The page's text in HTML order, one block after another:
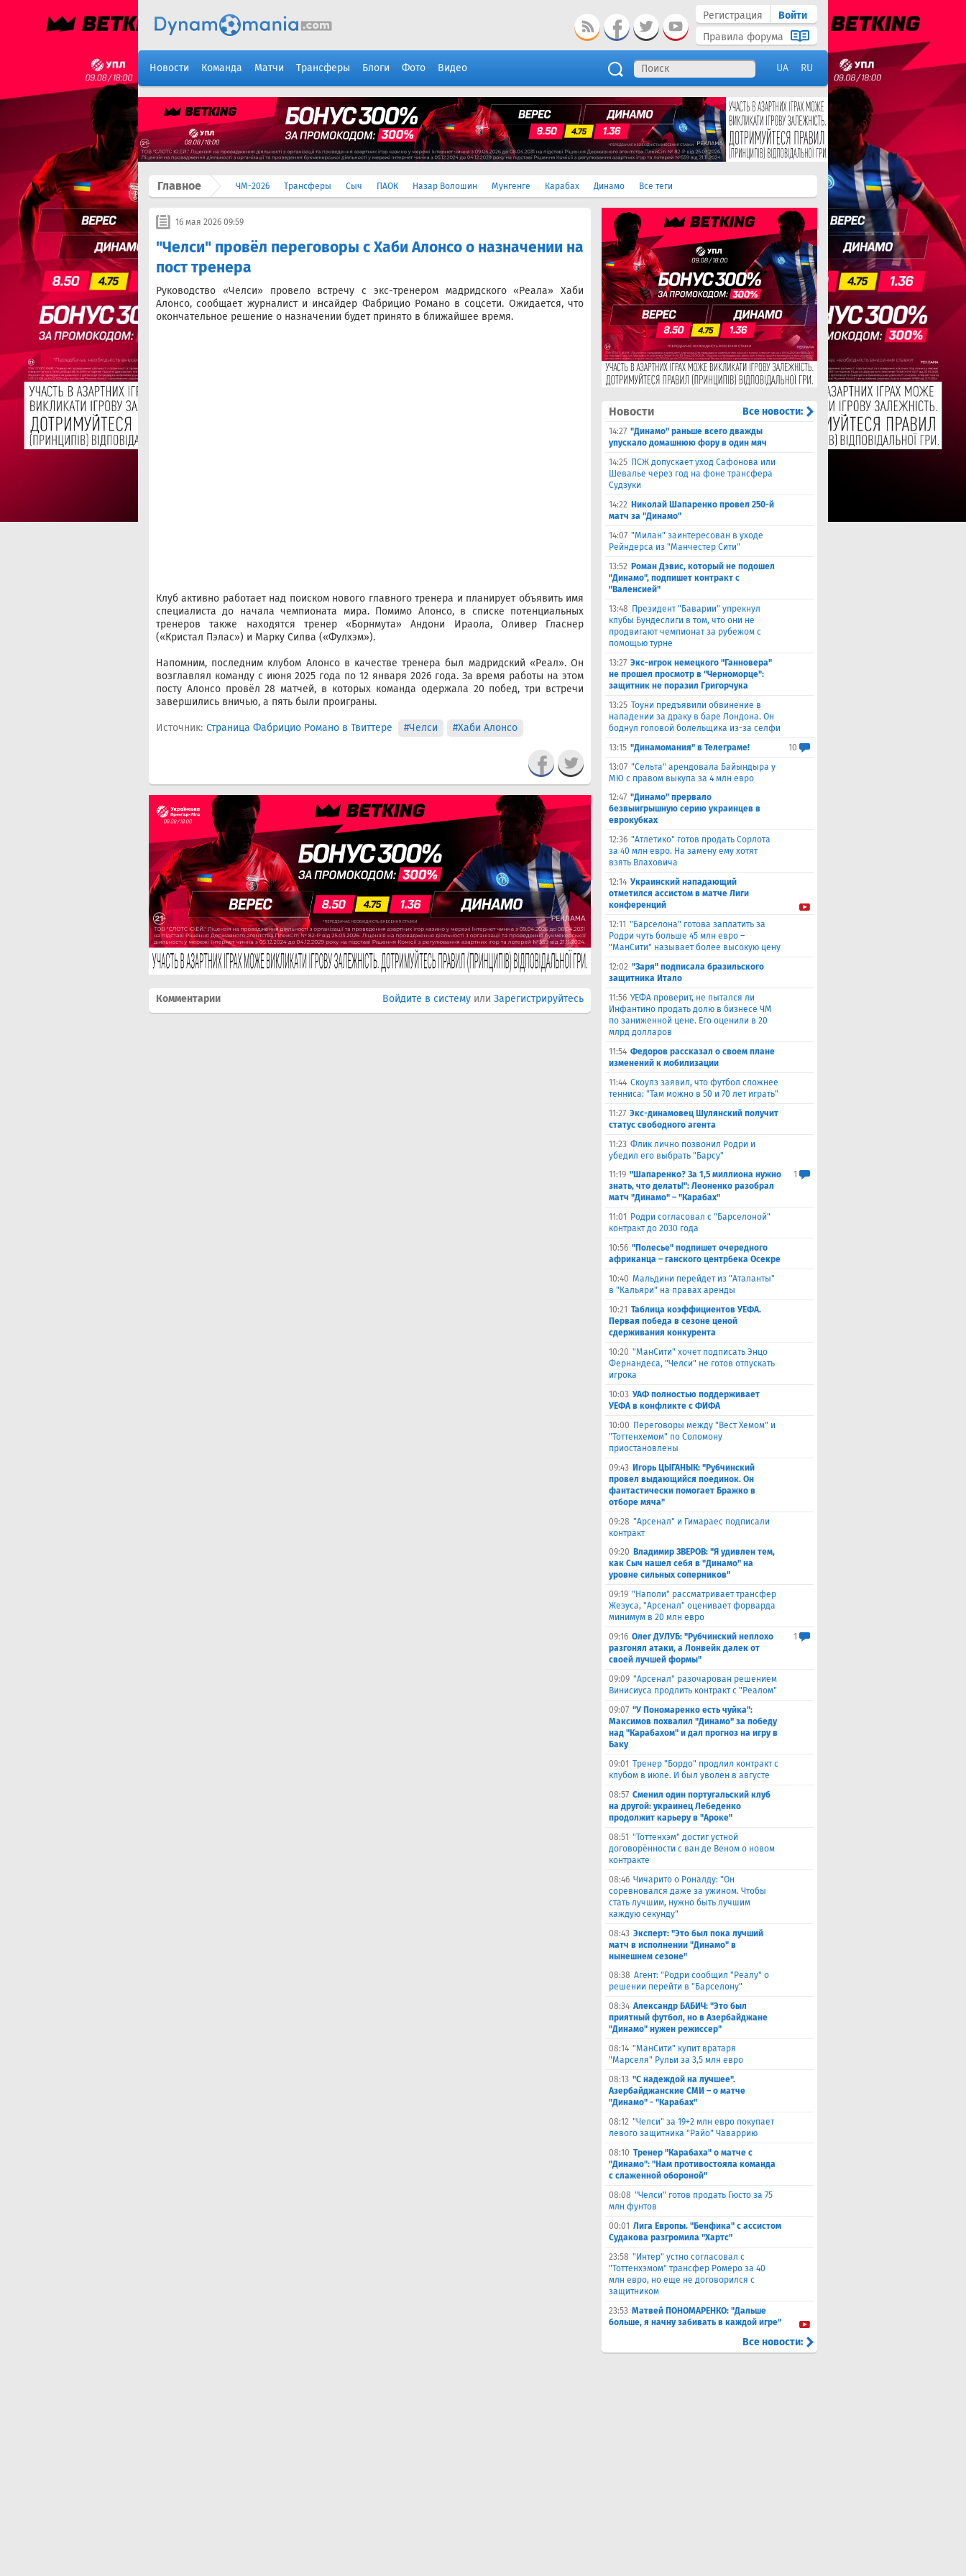
Регистрация
Войти
Правила форума
Новости Команда Матчи Трансферы Блоги Фото Видео UA RU
Главное ЧМ-2026 Трансферы Сыч ПАОК Назар Волошин Мунгенге Карабах Динамо Все теги
16 мая 2026 09:59
"Челси" провёл переговоры с Хаби Алонсо о назначении на
пост тренера
Руководство «Челси» провело встречу с экс-тренером мадридского «Реала» Хаби
Алонсо, сообщает журналист и инсайдер Фабрицио Романо в соцсети. Ожидается, что
окончательное решение о назначении будет принято в ближайшее время.
Клуб активно работает над поиском нового главного тренера и планирует объявить имя
специалиста до начала чемпионата мира. Помимо Алонсо, в списке потенциальных
тренеров также находятся тренер «Борнмута» Андони Ираола, Оливер Гласнер
(«Кристал Пэлас») и Марку Силва («Фулхэм»).
Напомним, последним клубом Алонсо в качестве тренера был мадридский «Реал». Он
возглавлял команду с июня 2025 года по 12 января 2026 года. За время работы на этом
посту Алонсо провёл 28 матчей, в которых команда одержала 20 побед, три встречи
завершились вничью, а пять были проиграны.
Источник: Страница Фабрицио Романо в Твиттере #Челси #Хаби Алонсо
Комментарии Войдите в систему или Зарегистрируйтесь
Новости Все новости:
14:27 "Динамо" раньше всего дважды
упускало домашнюю фору в один мяч
14:25 ПСЖ допускает уход Сафонова или
Шевалье через год на фоне трансфера
Судзуки
14:22 Николай Шапаренко провел 250-й
матч за "Динамо"
14:07 "Милан" заинтересован в уходе
Рейндерса из "Манчестер Сити"
13:52 Роман Дэвис, который не подошел
"Динамо", подпишет контракт с
"Валенсией"
13:48 Президент "Баварии" упрекнул
клубы Бундеслиги в том, что они не
продвигают чемпионат за рубежом с
помощью турне
13:27 Экс-игрок немецкого "Ганновера"
не прошел просмотр в "Черноморце":
защитник не поразил Григорчука
13:25 Тоуни предъявили обвинение в
нападении за драку в баре Лондона. Он
боднул головой болельщика из-за селфи
13:15 "Динамомания" в Телеграме!
10
13:07 "Сельта" арендовала Байындыра у
МЮ с правом выкупа за 4 млн евро
12:47 "Динамо" прервало
безвыигрышную серию украинцев в
еврокубках
12:36 "Атлетико" готов продать Сорлота
за 40 млн евро. На замену ему хотят
взять Влаховича
12:14 Украинский нападающий
отметился ассистом в матче Лиги
конференций
12:11 "Барселона" готова заплатить за
Родри чуть больше 45 млн евро –
"МанСити" называет более высокую цену
12:02 "Заря" подписала бразильского
защитника Итало
11:56 УЕФА проверит, не пытался ли
Инфантино продать долю в бизнесе ЧМ
по заниженной цене. Его оценили в 20
млрд долларов
11:54 Федоров рассказал о своем плане
изменений к мобилизации
11:44 Скоулз заявил, что футбол сложнее
тенниса: "Там можно в 50 и 70 лет играть"
11:27 Экс-динамовец Шулянский получит
статус свободного агента
11:23 Флик лично позвонил Родри и
убедил его выбрать "Барсу"
11:19 "Шапаренко? За 1,5 миллиона нужно
знать, что делать!": Леоненко разобрал
матч "Динамо" – "Карабах"
1
11:01
Родри согласовал с "Барселоной"
контракт до 2030 года
10:56 "Полесье" подпишет очередного
африканца – ганского центрбека Осекре
10:40 Мальдини перейдет из "Аталанты"
в "Кальяри" на правах аренды
10:21 Таблица коэффициентов УЕФА.
Первая победа в сезоне ценой
сдерживания конкурента
10:20 "МанСити" хочет подписать Энцо
Фернандеса, "Челси" не готов отпускать
игрока
10:03 УАФ полностью поддерживает
УЕФА в конфликте с ФИФА
10:00 Переговоры между "Вест Хемом" и
"Тоттенхемом" по Соломону
приостановлены
09:43 Игорь ЦЫГАНЫК: "Рубчинский
провел выдающийся поединок. Он
фантастически помогает Бражко в
отборе мяча"
09:28 ​"Арсенал" и Гимараес подписали
контракт
09:20 Владимир ЗВЕРОВ: "Я удивлен тем,
как Сыч нашел себя в "Динамо" на
уровне сильных соперников"
09:19 "Наполи" рассматривает трансфер
Жезуса, "Арсенал" оценивает форварда
минимум в 20 млн евро
09:16 Олег ДУЛУБ: "Рубчинский неплохо
разгонял атаки, а Лонвейк далек от
своей лучшей формы"
1
09:09 "Арсенал" разочарован решением
Винисиуса продлить контракт с "Реалом"
09:07 "У Пономаренко есть чуйка":
Максимов похвалил "Динамо" за победу
над "Карабахом" и дал прогноз на игру в
Баку
09:01 Тренер "Бордо" продлил контракт с
клубом в июле. И был уволен в августе
08:57 Сменил один португальский клуб
на другой: украинец Лебеденко
продолжит карьеру в "Ароке"
08:51 "Тоттенхэм" достиг устной
договорённости с ван де Веном о новом
контракте
08:46 Чичарито о Роналду: "Он
соревновался даже за ужином. Чтобы
стать лучшим, нужно быть лучшим
каждую секунду"
08:43 Эксперт: "Это был пока лучший
матч в исполнении "Динамо" в
нынешнем сезоне"
08:38 Агент: "Родри сообщил "Реалу" о
решении перейти в "Барселону"
08:34 Александр БАБИЧ: "Это был
приятный футбол, но в Азербайджане
"Динамо" нужен режиссер"
08:14 "МанСити" купит вратаря
"Марселя" Рульи за 3,5 млн евро
08:13 "С надеждой на лучшее".
Азербайджанские СМИ – о матче
"Динамо" - "Карабах"
08:12 "Челси" за 19+2 млн евро покупает
левого защитника "Райо" Чаваррию
08:10 Тренер "Карабаха" о матче с
"Динамо": "Нам противостояла команда
с слаженной обороной"
08:08 "Челси" готов продать Гюсто за 75
млн фунтов
00:01 Лига Европы. "Бенфика" с ассистом
Судакова разгромила "Хартс"
23:58 "Интер" устно согласовал с
"Тоттенхэмом" трансфер Ромеро за 40
млн евро, но еще не договорился с
защитником
23:53 Матвей ПОНОМАРЕНКО: "Дальше
больше, я начну забивать в каждой игре"
Все новости: